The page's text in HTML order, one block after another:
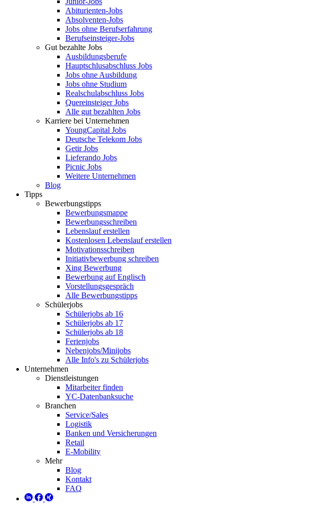
Abiturienten-Jobs
Absolventen-Jobs
Jobs ohne Berufserfahrung
Berufseinsteiger-Jobs
Gut bezahlte Jobs
Ausbildungsberufe
Hauptschlusabschluss Jobs
Jobs ohne Ausbildung
Jobs ohne Studium
Realschulabschluss Jobs
Quereinsteiger Jobs
Alle gut bezahlten Jobs
Karriere bei Unternehmen
YoungCapital Jobs
Deutsche Telekom Jobs
Getir Jobs
Lieferando Jobs
Picnic Jobs
Weitere Unternehmen
Blog
Tipps
Bewerbungstipps
Bewerbungsmappe
Bewerbungsschreiben
Lebenslauf erstellen
Kostenlosen Lebenslauf erstellen
Motivationsschreiben
Initiativbewerbung schreiben
Xing Bewerbung
Bewerbung auf Englisch
Vorstellungsgespräch
Alle Bewerbungstipps
Schülerjobs
Schülerjobs ab 16
Schülerjobs ab 17
Schülerjobs ab 18
Ferienjobs
Nebenjobs/Minijobs
Alle Info's zu Schülerjobs
Unternehmen
Dienstleistungen
Mitarbeiter finden
YC-Datenbanksuche
Branchen
Service/Sales
Logistik
Banken und Versicherungen
Retail
E-Mobility
Mehr
Blog
Kontakt
FAQ